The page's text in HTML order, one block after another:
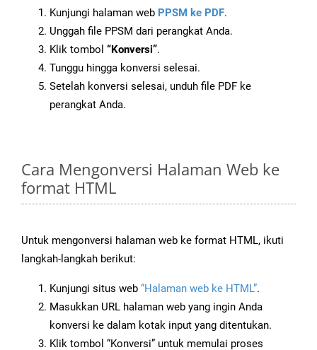
Kunjungi halaman web PPSM ke PDF.
Unggah file PPSM dari perangkat Anda.
Klik tombol “Konversi”.
Tunggu hingga konversi selesai.
Setelah konversi selesai, unduh file PDF ke
perangkat Anda.
Cara Mengonversi Halaman Web ke
format HTML
Untuk mengonversi halaman web ke format HTML, ikuti
langkah-langkah berikut:
Kunjungi situs web “Halaman web ke HTML”.
Masukkan URL halaman web yang ingin Anda
konversi ke dalam kotak input yang ditentukan.
Klik tombol “Konversi” untuk memulai proses